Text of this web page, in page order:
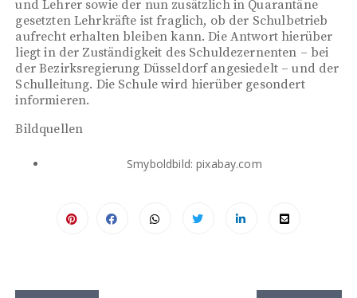
und Lehrer sowie der nun zusätzlich in Quarantäne
gesetzten Lehrkräfte ist fraglich, ob der Schulbetrieb
aufrecht erhalten bleiben kann. Die Antwort hierüber
liegt in der Zuständigkeit des Schuldezernenten – bei
der Bezirksregierung Düsseldorf angesiedelt – und der
Schulleitung. Die Schule wird hierüber gesondert
informieren.
Bildquellen
Smyboldbild: pixabay.com